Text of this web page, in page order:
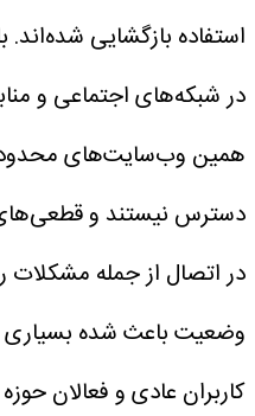
استفاده بازگشایی شده‌اند.
در شبکه‌های اجتماعی و
همین وب‌سایت‌های محدود
دسترس نیستند و
در اتصال از جمله مشکلات
وضعیت باعث شده بسیاری
کاربران عادی و فعالان